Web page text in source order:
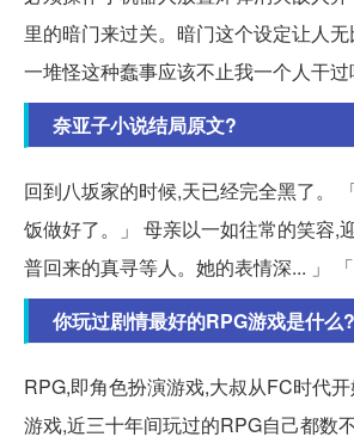
里的暗门来过关。暗门这个设定让人
一堆怪这种蠢事应该不止我一个人干过
奈亚子小说结局原文?
回到八坂家的时候,天已经完全黑了。
饭做好了。」 母亲以一如往常的笑容,
普回来的真寻等人。她的表情深... 」 「
你玩过剧情最好的RPG游戏是什么?
RPG,即角色扮演游戏,大叔从FC时代
游戏,近三十年间玩过的RPG自己都数